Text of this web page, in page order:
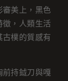
審美上，黑色
徵，人類生活
古樸的質感有
前持鉞刀與嘎